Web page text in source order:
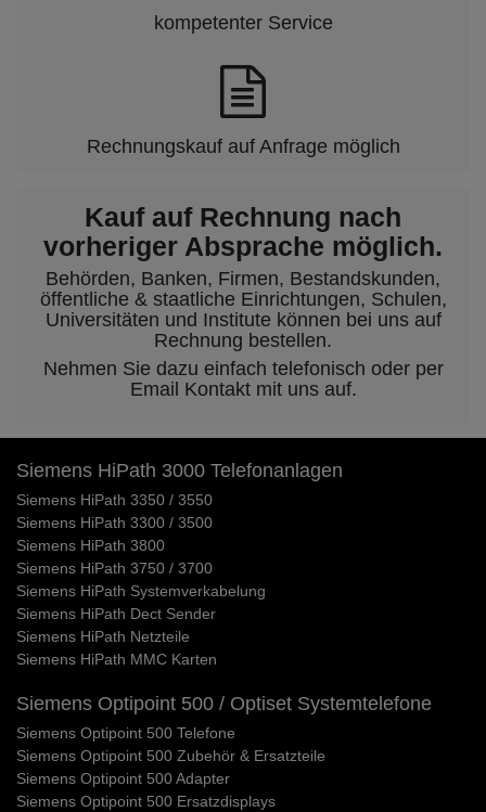
kompetenter Service
Rechnungskauf auf Anfrage möglich
Kauf auf Rechnung nach
vorheriger Absprache möglich.
Behörden, Banken, Firmen, Bestandskunden,
öffentliche & staatliche Einrichtungen, Schulen,
Universitäten und Institute können bei uns auf
Rechnung bestellen.
Nehmen Sie dazu einfach telefonisch oder per
Email Kontakt mit uns auf.
Siemens HiPath 3000 Telefonanlagen
Siemens HiPath 3350 / 3550
Siemens HiPath 3300 / 3500
Siemens HiPath 3800
Siemens HiPath 3750 / 3700
Siemens HiPath Systemverkabelung
Siemens HiPath Dect Sender
Siemens HiPath Netzteile
Siemens HiPath MMC Karten
Siemens Optipoint 500 / Optiset Systemtelefone
Siemens Optipoint 500 Telefone
Siemens Optipoint 500 Zubehör & Ersatzteile
Siemens Optipoint 500 Adapter
Siemens Optipoint 500 Ersatzdisplays